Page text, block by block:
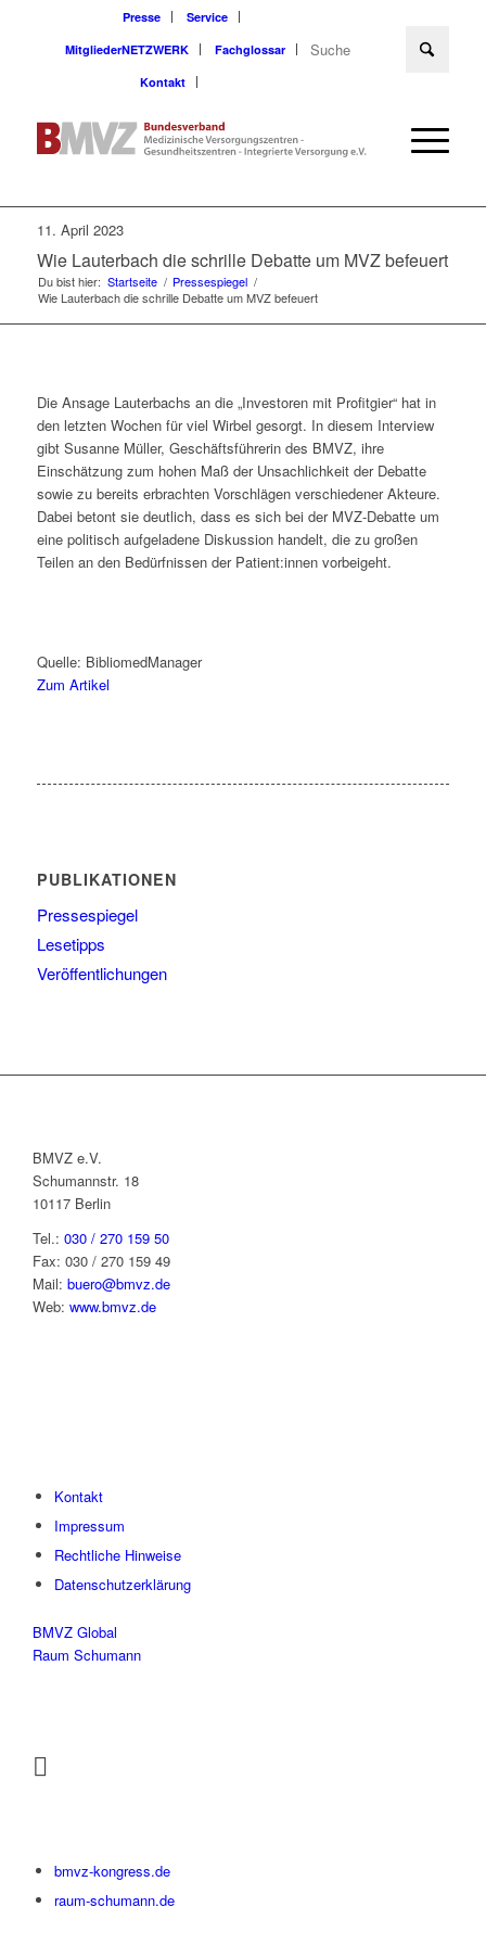
Presse
Service
MitgliederNETZWERK
Fachglossar
Kontakt
11. April 2023
Wie Lauterbach die schrille Debatte um MVZ befeuert
Du bist hier: Startseite / Pressespiegel /
Wie Lauterbach die schrille Debatte um MVZ befeuert
Die Ansage Lauterbachs an die „Investoren mit Profitgier“ hat in
den letzten Wochen für viel Wirbel gesorgt. In diesem Interview
gibt Susanne Müller, Geschäftsführerin des BMVZ, ihre
Einschätzung zum hohen Maß der Unsachlichkeit der Debatte
sowie zu bereits erbrachten Vorschlägen verschiedener Akteure.
Dabei betont sie deutlich, dass es sich bei der MVZ-Debatte um
eine politisch aufgeladene Diskussion handelt, die zu großen
Teilen an den Bedürfnissen der Patient:innen vorbeigeht.
Quelle: BibliomedManager
Zum Artikel
PUBLIKATIONEN
Pressespiegel
Lesetipps
Veröffentlichungen
BMVZ e.V.
Schumannstr. 18
10117 Berlin
Tel.: 030 / 270 159 50
Fax: 030 / 270 159 49
Mail: buero@bmvz.de
Web: www.bmvz.de
Kontakt
Impressum
Rechtliche Hinweise
Datenschutzerklärung
BMVZ Global
Raum Schumann
bmvz-kongress.de
raum-schumann.de